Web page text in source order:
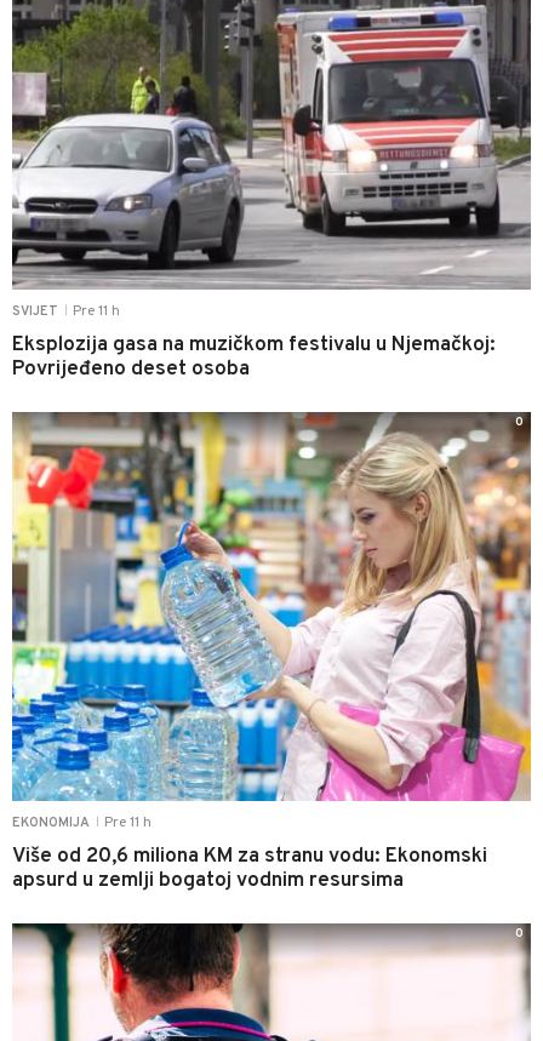
SVIJET Pre 11 h
Eksplozija gasa na muzičkom festivalu u Njemačkoj:
Povrijeđeno deset osoba
EKONOMIJA Pre 11 h
Više od 20,6 miliona KM za stranu vodu: Ekonomski
apsurd u zemlji bogatoj vodnim resursima
0
0